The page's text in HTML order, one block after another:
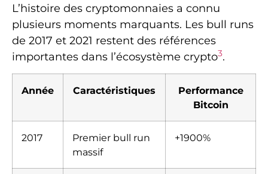
L’histoire des cryptomonnaies a connu
plusieurs moments marquants. Les bull runs
de 2017 et 2021 restent des références
importantes dans l’écosystème crypto3.
Année Caractéristiques
Performance
Bitcoin
2017
Premier bull run
massif
+1900%